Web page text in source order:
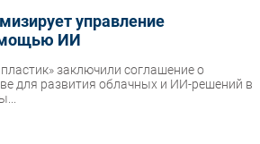
управление
ИИ
заключили соглашение о
для развития облачных и ИИ-решений в